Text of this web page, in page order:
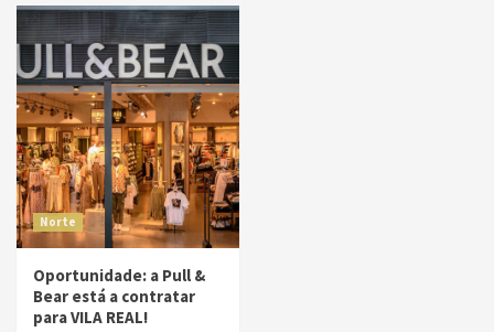
Norte
Oportunidade: a Pull &
Bear está a contratar
para VILA REAL!